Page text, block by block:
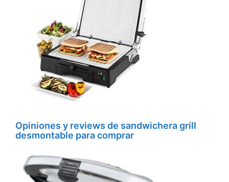
Opiniones y reviews de sandwichera grill
desmontable para comprar